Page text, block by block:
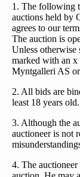
1. The following
auctions held by
agrees to our
The auction is
Unless otherwise
marked with an x
Myntgalleri AS
2. All bids are
least 18 years old.
3. Although the
auctioneer is not
4. The